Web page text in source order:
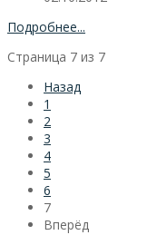
Подробнее...
Страница 7 из 7
Назад
1
2
3
4
5
6
7
Вперёд